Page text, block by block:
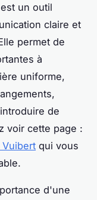
un outil
claire et
permet de
à
uniforme,
de
voir cette page :
qui vous
d'une